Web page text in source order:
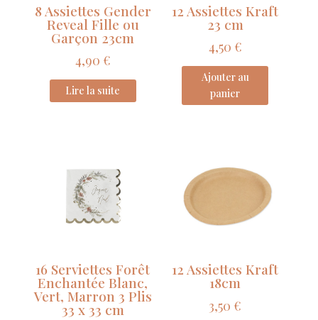
8 Assiettes Gender
Reveal Fille ou
Garçon 23cm
4,90 €
Lire la suite
12 Assiettes Kraft
23 cm
4,50 €
Ajouter au
panier
16 Serviettes Forêt
Enchantée Blanc,
Vert, Marron 3 Plis
33 x 33 cm
12 Assiettes Kraft
18cm
3,50 €